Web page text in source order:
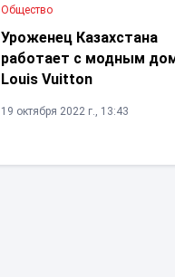
Общество
Уроженец Казахстана
работает с модным
Louis Vuitton
19 октября 2022 г., 13:43